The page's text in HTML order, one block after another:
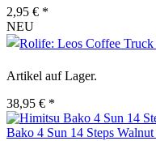
2,95 € *
NEU
Artikel auf Lager.
38,95 € *
Bako 4 Sun 14 Steps